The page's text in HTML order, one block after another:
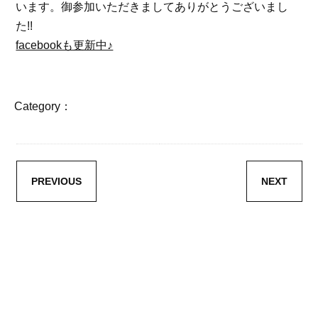
います。御参加いただきましてありがとうございまし
た!!
facebookも更新中♪
Category：
PREVIOUS NEXT